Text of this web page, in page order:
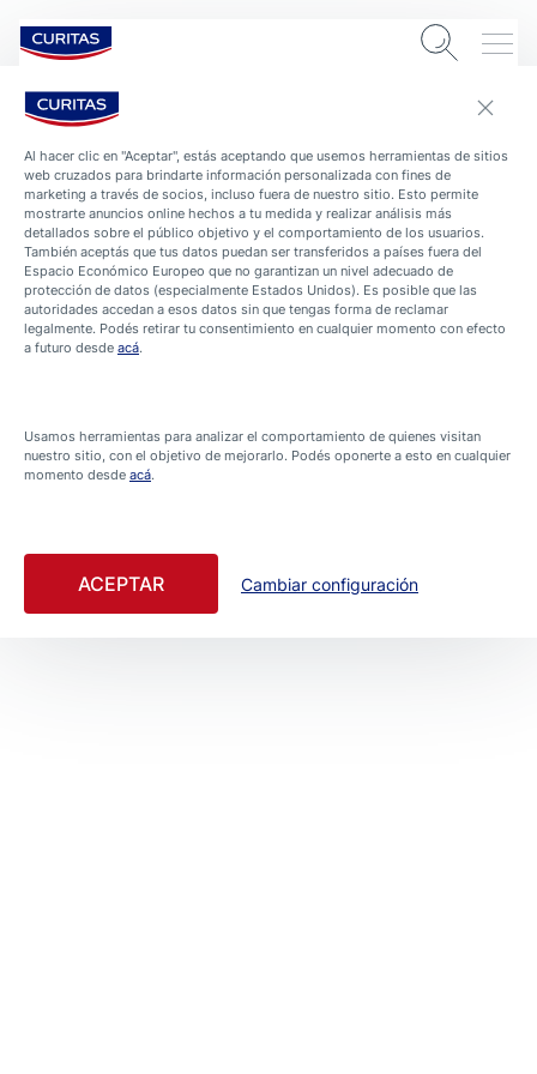
CONFIGURACIÓN DE COOKIES CONTACTO
CONDICIONES DE USO
LA MARCA
POLÍTICA DE PRIVACIDAD
Al hacer clic en "Aceptar", estás aceptando que usemos herramientas de sitios
web cruzados para brindarte información personalizada con fines de
marketing a través de socios, incluso fuera de nuestro sitio. Esto permite
mostrarte anuncios online hechos a tu medida y realizar análisis más
detallados sobre el público objetivo y el comportamiento de los usuarios.
También aceptás que tus datos puedan ser transferidos a países fuera del
Espacio Económico Europeo que no garantizan un nivel adecuado de
protección de datos (especialmente Estados Unidos). Es posible que las
autoridades accedan a esos datos sin que tengas forma de reclamar
legalmente. Podés retirar tu consentimiento en cualquier momento con efecto
a futuro desde acá.
Usamos herramientas para analizar el comportamiento de quienes visitan
nuestro sitio, con el objetivo de mejorarlo. Podés oponerte a esto en cualquier
momento desde acá.
ACEPTAR Cambiar configuración